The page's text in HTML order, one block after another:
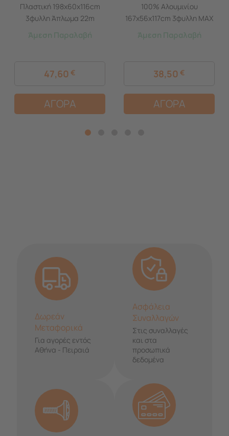
Πλαστική 198x60x116cm
3φυλλη Άπλωμα 22m
Αντοχή 25kg Βάρος 5kg
Άμεση Παραλαβή
47,60 €
ΑΓΟΡΑ
100% Αλουμινίου
167x56x117cm 3φυλλη MAX
Άπλωμα 20m Βάρος 2.22kg
Άμεση Παραλαβή
38,50 €
ΑΓΟΡΑ
Δωρεάν
Μεταφορικά
Για αγορές εντός
Αθήνα - Πειραιά
Ασφάλεια
Συναλλαγών
Στις συναλλαγές
και στα
προσωπικά
δεδομένα